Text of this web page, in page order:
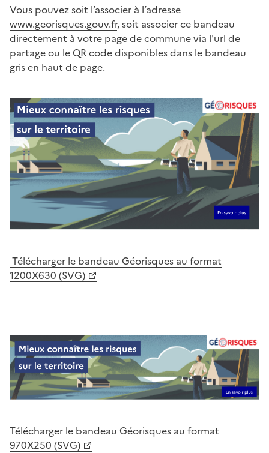
Vous pouvez soit l’associer à l’adresse
www.georisques.gouv.fr, soit associer ce bandeau
directement à votre page de commune via l'url de
partage ou le QR code disponibles dans le bandeau
gris en haut de page.
Télécharger le bandeau Géorisques au format
1200X630 (SVG)
Télécharger le bandeau Géorisques au format
970X250 (SVG)